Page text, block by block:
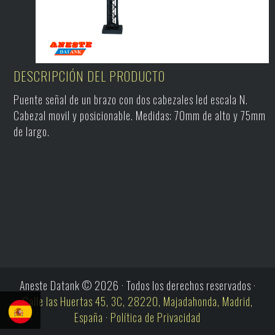
DESCRIPCIÓN DEL PRODUCTO
Puente señal de un brazo con dos cabezales led escala N.
Cabezal movil y posicionable. Medidas: 70mm de alto y 75mm
de largo.
Aneste Datank © 2026 · Todos los derechos reservados ·
Calle las Huertas 45, 3C, 28220, Majadahonda, Madrid,
España · Política de Privacidad